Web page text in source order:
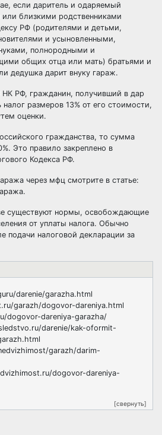
если даритель и одаряемый
близкими родственниками
РФ (родителями и детьми,
и усыновленными,
полнородными и
общих отца или мать) братьями и
дедушка дарит внуку гараж.
НК РФ, гражданин, получивший в дар
размеров 13% от его стоимости,
оценки.
гражданства, то сумма
Это правило закреплено в
Кодекса РФ.
через мфц смотрите в статье:
.
существуют нормы, освобождающие
от уплаты налога. Обычно
подачи налоговой декларации за
darenie/garazha.html
garazh/dogovor-dareniya.html
dogovor-dareniya-garazha/
darenie/kak-oformit-
garazh/darim-
dogovor-dareniya-
[свернуть]